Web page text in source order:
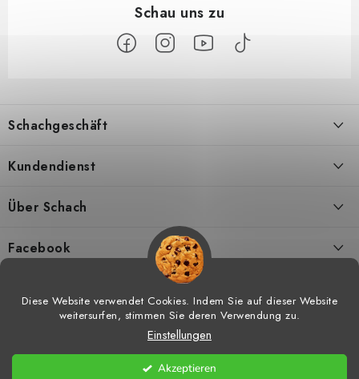
Diese Website verwendet Cookies. Indem Sie auf dieser Website
weitersurfen, stimmen Sie deren Verwendung zu.
Einstellungen
Akzeptieren
ß
z
e
e
Schachgeschäft
Kontakt
Meine bestellung
Vorteile vom Einkaufen bei uns
Kundendienst
Geschäftsbedingungen
Hilfe bei Reklamationen
Widerrufsrecht
Über Schach
Schachtraining
Schachshop-Partner
Facebook
Erstellt von Shoptet
Schachgeschäft. Alle Rechte vorbehalten.
Einstellungen ändern